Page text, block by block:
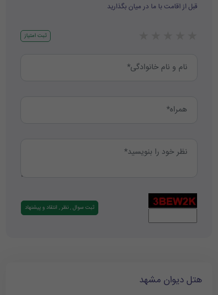
قبل از اقامت با ما در میان بگذارید
ثبت امتیاز
هتل دیوان مشهد